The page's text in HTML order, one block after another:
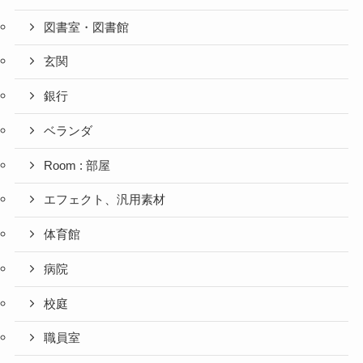
図書室・図書館
玄関
銀行
ベランダ
Room : 部屋
エフェクト、汎用素材
体育館
病院
校庭
職員室